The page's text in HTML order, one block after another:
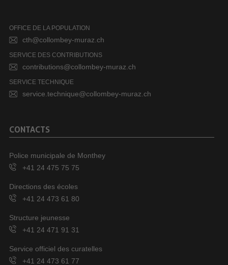
OFFICE DE LA POPULATION
cth@collombey-muraz.ch
SERVICE DES CONTRIBUTIONS
contributions@collombey-muraz.ch
SERVICE TECHNIQUE
service.technique@collombey-muraz.ch
CONTACTS
Police municipale de Monthey
+41 24 475 75 75
Directions des écoles
+41 24 473 61 80
Structure jeunesse
+41 24 471 91 31
Service officiel des curatelles
+41 24 473 61 77